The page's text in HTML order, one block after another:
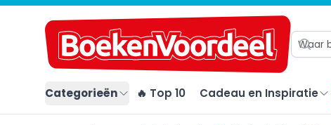
Categorieën 🔥 Top 10 Cadeau en Inspiratie